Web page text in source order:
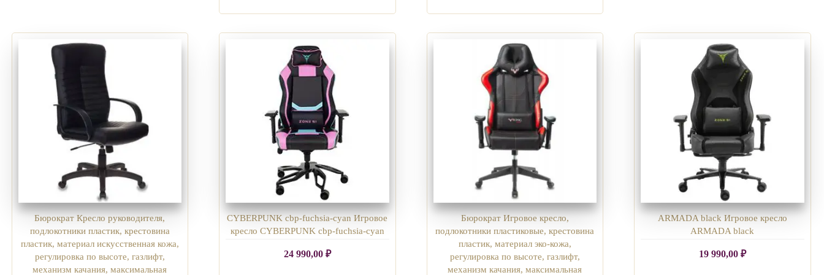
Бюрократ Кресло руководителя,
подлокотники пластик, крестовина
пластик, материал искусственная кожа,
регулировка по высоте, газлифт,
механизм качания, максимальная
CYBERPUNK cbp-fuchsia-cyan Игровое
кресло CYBERPUNK cbp-fuchsia-cyan
24 990,00 ₽
Бюрократ Игровое кресло,
подлокотники пластиковые, крестовина
пластик, материал эко-кожа,
регулировка по высоте, газлифт,
механизм качания, максимальная
ARMADA black Игровое кресло
ARMADA black
19 990,00 ₽